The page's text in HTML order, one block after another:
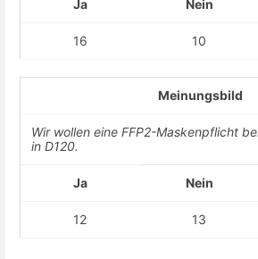
Ja Nein
16 10
Meinungsbild
Wir wollen eine FFP2-Maskenpflicht
in D120.
Ja Nein
12 13